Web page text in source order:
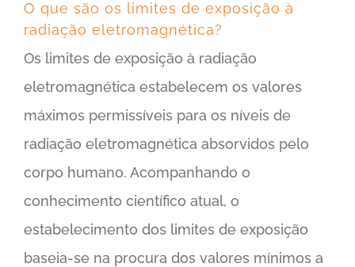
O que são os limites de exposição à
radiação eletromagnética?
Os limites de exposição à radiação
eletromagnética estabelecem os valores
máximos permissíveis para os níveis de
radiação eletromagnética absorvidos pelo
corpo humano. Acompanhando o
conhecimento científico atual, o
estabelecimento dos limites de exposição
baseia-se na procura dos valores mínimos a